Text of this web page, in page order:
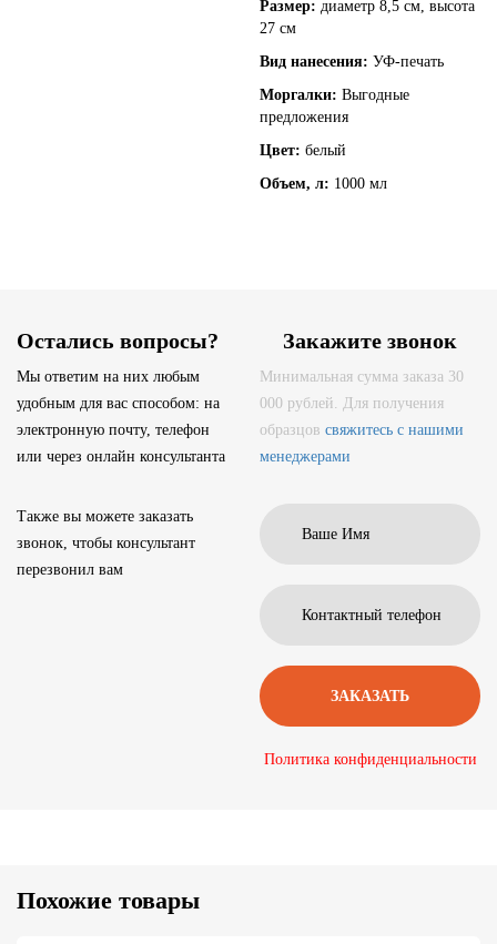
Размер: диаметр 8,5 см, высота
27 см
Вид нанесения: УФ-печать
Моргалки: Выгодные
предложения
Цвет: белый
Объем, л: 1000 мл
Остались вопросы?
Мы ответим на них любым
удобным для вас способом: на
электронную почту, телефон
или через онлайн консультанта
Также вы можете заказать
звонок, чтобы консультант
перезвонил вам
Закажите звонок
Минимальная сумма заказа 30
000 рублей. Для получения
образцов свяжитесь с нашими
менеджерами
Политика конфиденциальности
Похожие товары